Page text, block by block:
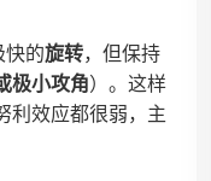
快的旋转，但保持
极小攻角）。这样
利效应都很弱，主